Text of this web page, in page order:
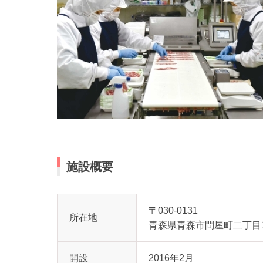
施設概要
所在地
〒030-0131
青森県青森市問屋町二丁
開設 2016年2月